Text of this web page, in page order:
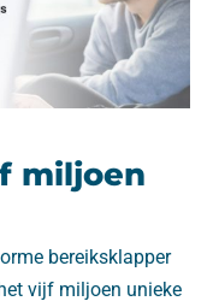
miljoen
bereiksklapper
vijf miljoen unieke